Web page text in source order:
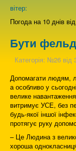
вітер:
Погода на 10 днів від
Бути
Категорія: №26 від
Допомагати людям,
а особливо у
велике
витримує УСЕ, без
будь-якої іншої
протягує руку
– Це Людина з
хороша